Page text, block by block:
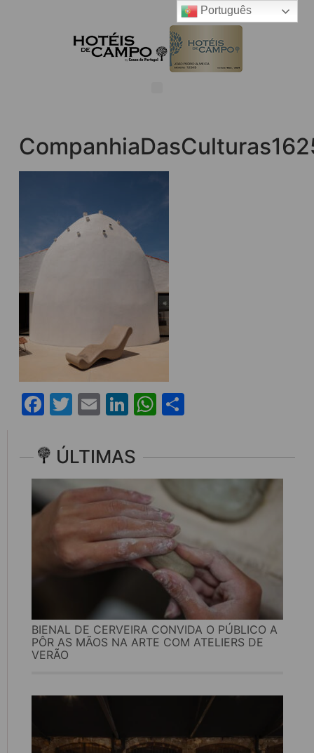
Facebook
Twitter
EmailLinkedIn
WhatsApp
ÚLTIMAS
BIENAL DE CERVEIRA CONVIDA O PÚBLICO A
PÔR AS MÃOS NA ARTE COM ATELIERS DE
VERÃO
Português